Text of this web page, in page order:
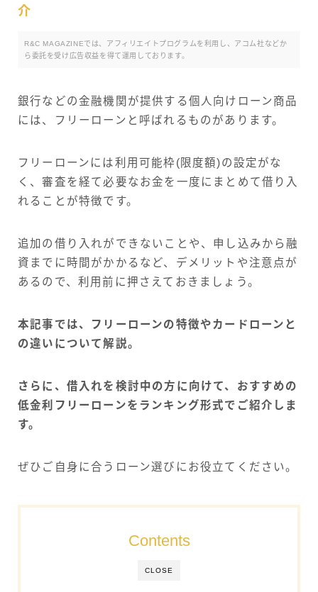
介
R&C MAGAZINEでは、アフィリエイトプログラムを利用し、アコム社などか
ら委託を受け広告収益を得て運用しております。
銀行などの金融機関が提供する個人向けローン商品
には、フリーローンと呼ばれるものがあります。
フリーローンには利用可能枠(限度額)の設定がな
く、審査を経て必要なお金を一度にまとめて借り入
れることが特徴です。
追加の借り入れができないことや、申し込みから融
資までに時間がかかるなど、デメリットや注意点が
あるので、利用前に押さえておきましょう。
本記事では、フリーローンの特徴やカードローンと
の違いについて解説。
さらに、借入れを検討中の方に向けて、おすすめの
低金利フリーローンをランキング形式でご紹介しま
す。
ぜひご自身に合うローン選びにお役立てください。
CLOSE
Contents